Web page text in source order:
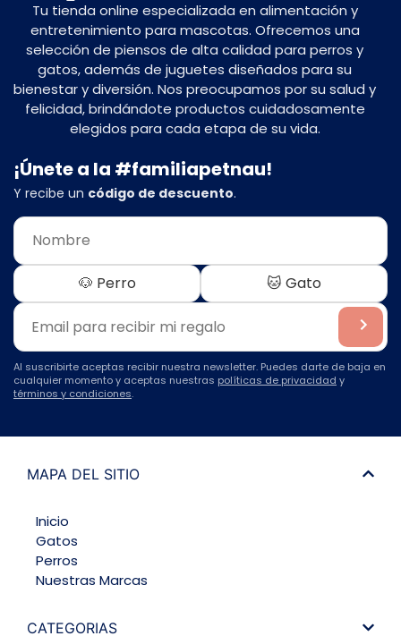
Tu tienda online especializada en alimentación y
entretenimiento para mascotas. Ofrecemos una
selección de piensos de alta calidad para perros y
gatos, además de juguetes diseñados para su
bienestar y diversión. Nos preocupamos por su salud y
felicidad, brindándote productos cuidadosamente
elegidos para cada etapa de su vida.
¡Únete a la #familiapetnau!
Y recibe un código de descuento.
🐶 Perro 🐱 Gato
Al suscribirte aceptas recibir nuestra newsletter. Puedes darte de baja en
cualquier momento y aceptas nuestras políticas de privacidad y
términos y condiciones.
MAPA DEL SITIO
Inicio
Gatos
Perros
Nuestras Marcas
CATEGORIAS